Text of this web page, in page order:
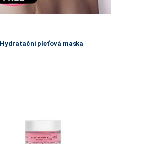
Hydratační pleťová maska